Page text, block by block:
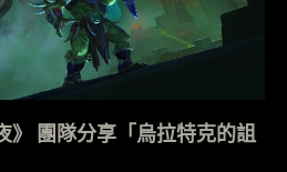
》 團隊分享「烏拉特克的詛